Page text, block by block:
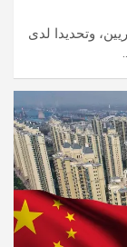
وتحديدا لدى